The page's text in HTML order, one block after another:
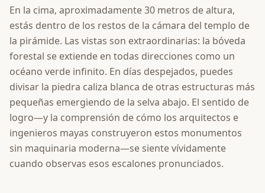
En la cima, aproximadamente 30 metros de altura,
estás dentro de los restos de la cámara del templo de
la pirámide. Las vistas son extraordinarias: la bóveda
forestal se extiende en todas direcciones como un
océano verde infinito. En días despejados, puedes
divisar la piedra caliza blanca de otras estructuras más
pequeñas emergiendo de la selva abajo. El sentido de
logro—y la comprensión de cómo los arquitectos e
ingenieros mayas construyeron estos monumentos
sin maquinaria moderna—se siente vívidamente
cuando observas esos escalones pronunciados.